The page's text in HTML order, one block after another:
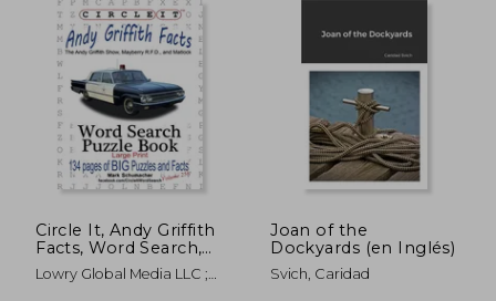
45%
dcto.
$ 63.37
$ 34.86
45%
dcto.
Circle It, Andy Griffith
Facts, Word Search,
Puzzle Book (en
Inglés)
Lowry Global Media LLC ;
Joan of the
Dockyards (en Inglés)
Svich, Caridad